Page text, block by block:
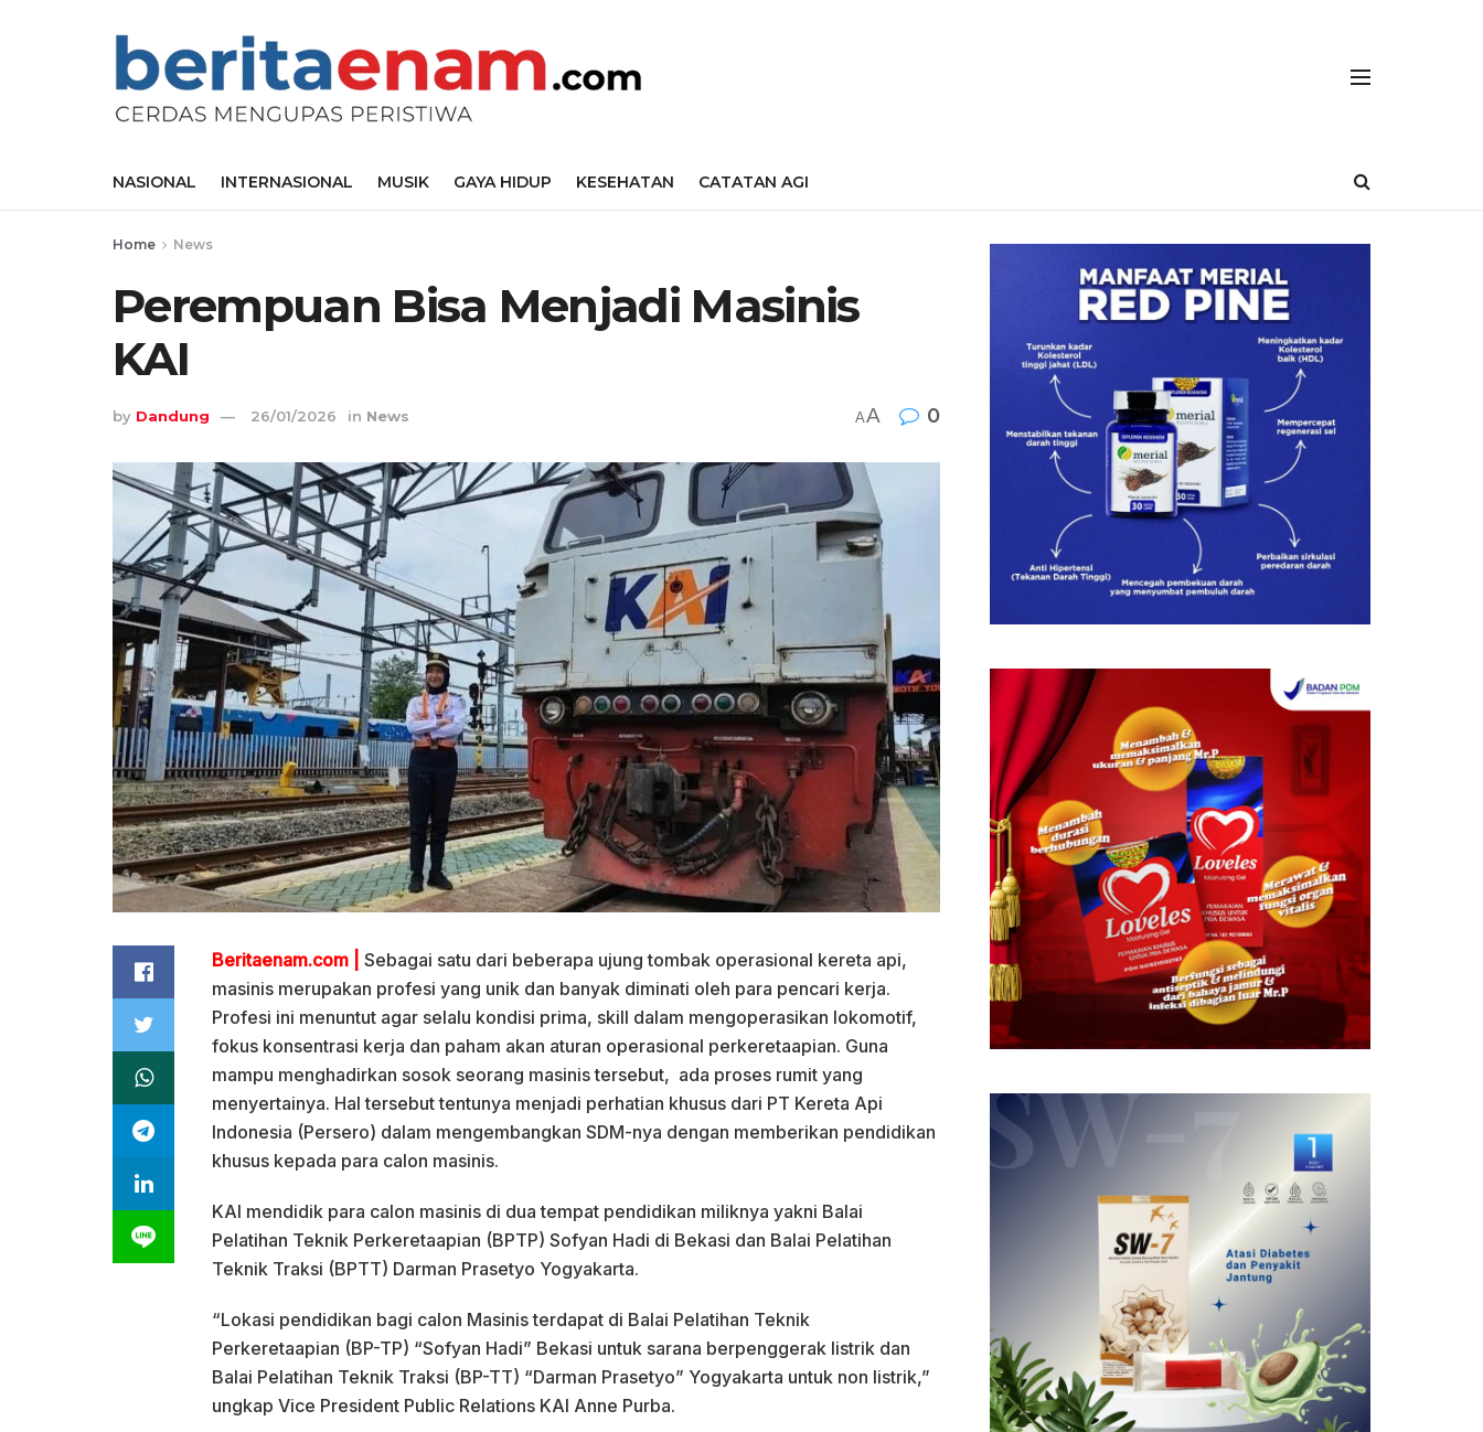
NASIONAL INTERNASIONAL MUSIK GAYA HIDUP KESEHATAN CATATAN AGI
Home News
Perempuan Bisa Menjadi Masinis
KAI
by Dandung 26/01/2026 in News AA 0
Beritaenam.com |
Sebagai satu dari beberapa ujung tombak operasional kereta api,
masinis merupakan profesi yang unik dan banyak diminati oleh para pencari kerja.
Profesi ini menuntut agar selalu kondisi prima, skill dalam mengoperasikan lokomotif,
fokus konsentrasi kerja dan paham akan aturan operasional perkeretaapian. Guna
mampu menghadirkan sosok seorang masinis tersebut, ada proses rumit yang
menyertainya. Hal tersebut tentunya menjadi perhatian khusus dari PT Kereta Api
Indonesia (Persero) dalam mengembangkan SDM-nya dengan memberikan pendidikan
khusus kepada para calon masinis.
KAI mendidik para calon masinis di dua tempat pendidikan miliknya yakni Balai
Pelatihan Teknik Perkeretaapian (BPTP) Sofyan Hadi di Bekasi dan Balai Pelatihan
Teknik Traksi (BPTT) Darman Prasetyo Yogyakarta.
“Lokasi pendidikan bagi calon Masinis terdapat di Balai Pelatihan Teknik
Perkeretaapian (BP-TP) “Sofyan Hadi” Bekasi untuk sarana berpenggerak listrik dan
Balai Pelatihan Teknik Traksi (BP-TT) “Darman Prasetyo” Yogyakarta untuk non listrik,”
ungkap Vice President Public Relations KAI Anne Purba.